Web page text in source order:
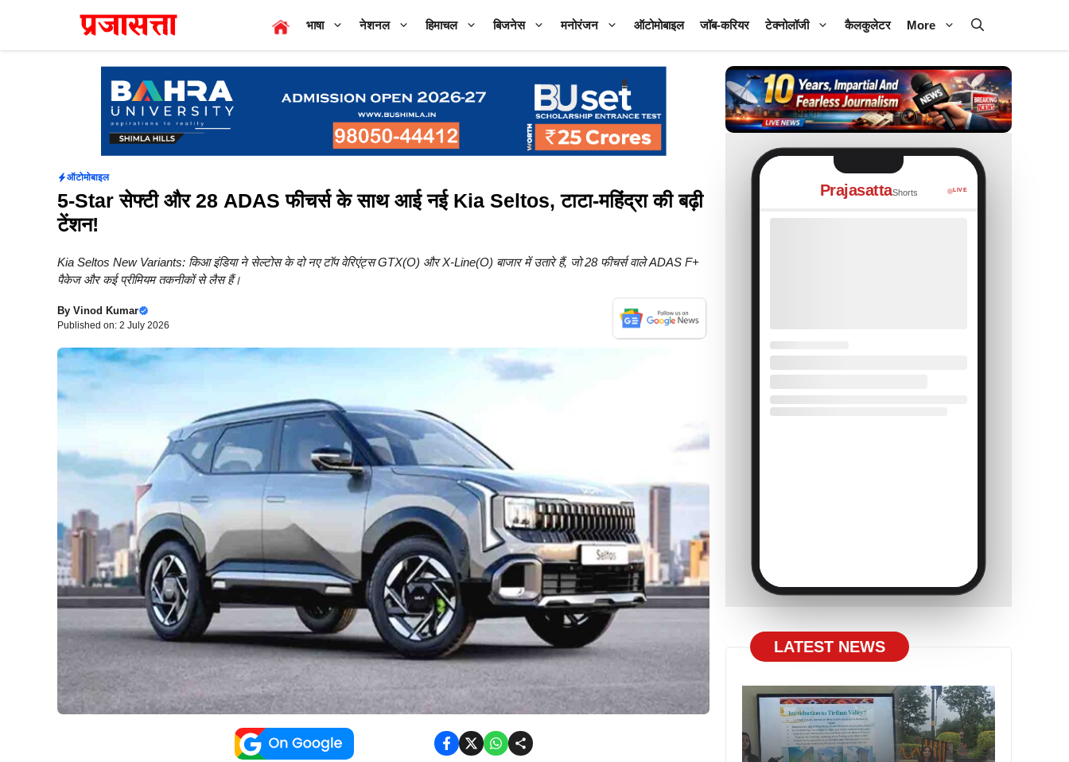
content
भाषा नेशनल हिमाचल बिजनेस मनोरंजन ऑटोमोबाइल जॉब-करियर टेक्नोलॉजी कैलकुलेटर More
ऑटोमोबाइल
5-Star सेफ्टी और 28 ADAS फीचर्स के साथ आई नई Kia Seltos, टाटा-महिंद्रा की बढ़ी
टेंशन!
Kia Seltos New Variants: किआ इंडिया ने सेल्टोस के दो नए टॉप वेरिएंट्स GTX(O) और X-Line(O) बाजार में उतारे हैं, जो 28 फीचर्स वाले ADAS F+
पैकेज और कई प्रीमियम तकनीकों से लैस हैं।
By Vinod Kumar
Published on: 2 July 2026
PrajasattaShorts LIVE
LATEST NEWS